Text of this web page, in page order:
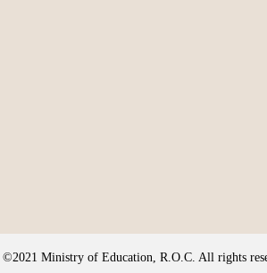
©2021 Ministry of Education, R.O.C. All rights